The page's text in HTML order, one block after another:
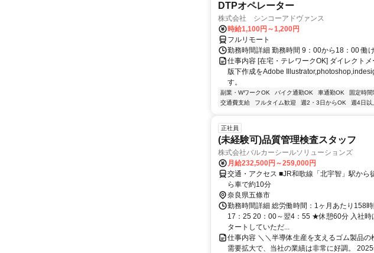
DTPオペレーター
株式会社 シンコーアドヴァンス
時給1,100円～1,200円
フルリモート
勤務時間詳細 勤務時間 9：00から18：00 働
仕事内容 [在宅・テレワークOK] ダイレクト
版下作成をAdobe
す。
副業・WワークOK バイク通勤OK 車通勤OK 固定時間
交通費支給
フルタイム歓迎 週2・3日からOK 週4日以
正社員
(未経験可)品質管理検査スタッフ
株式会社バルカーシールソリューションズ
月給232,500円～259,000円
交通・アクセス ■JR和歌線「北宇智」駅か
ら車で約10分
奈良県五條市
勤務時間詳細 総労働時間：1ヶ月あたり158
17：25 20：00～翌4：55 ★休憩60分 入社時
タートしていただ...
仕事内容 ＼＼半導体生産を支えるゴム製品
需要拡大で、当社の業績は非常に好調。